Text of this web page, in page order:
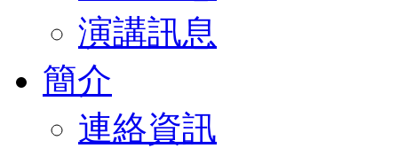
演講訊息
簡介
連絡資訊